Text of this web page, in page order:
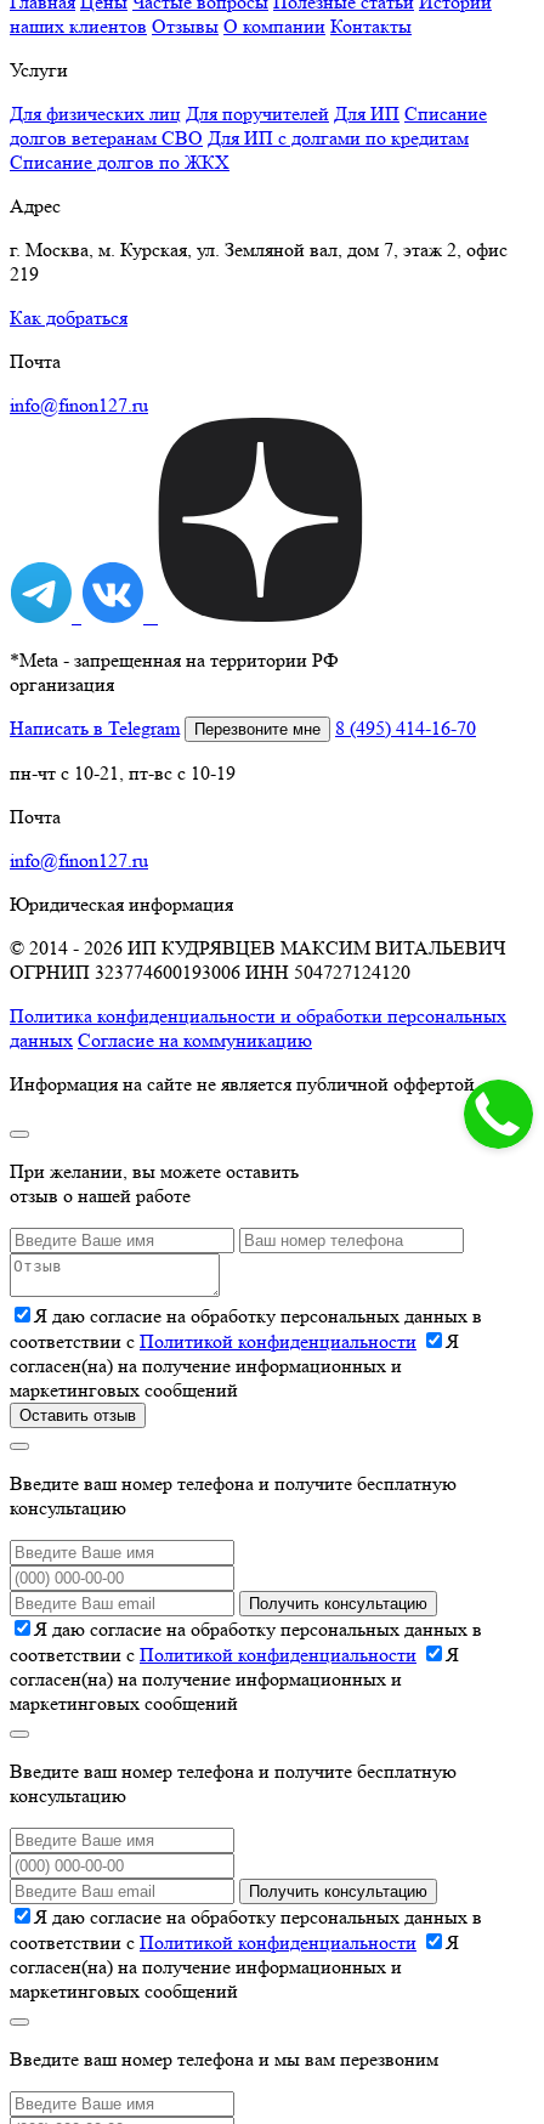
наших клиентов Отзывы О компании Контакты
Услуги
Для физических лиц Для поручителей Для ИП Списание
долгов ветеранам СВО Для ИП с долгами по кредитам
Списание долгов по ЖКХ
Адрес
г. Москва, м. Курская, ул. Земляной вал, дом 7, этаж 2, офис
219
Как добраться
Почта
info@finon127.ru
*Meta - запрещенная на территории РФ
организация
Написать в Telegram
Перезвоните мне
8 (495) 414-16-70
пн-чт с 10-21, пт-вс с 10-19
Почта
info@finon127.ru
Юридическая информация
© 2014 - 2026 ИП КУДРЯВЦЕВ МАКСИМ ВИТАЛЬЕВИЧ
ОГРНИП 323774600193006 ИНН 504727124120
Политика конфиденциальности и обработки персональных
данных Согласие на коммуникацию
Информация на сайте не является публичной оффертой
При желании, вы можете оставить
отзыв о нашей работе
Я даю согласие на обработку персональных данных в
соответствии с Политикой конфиденциальности
Я
согласен(на) на получение информационных и
маркетинговых сообщений
Оставить отзыв
Введите ваш номер телефона и получите бесплатную
консультацию
Получить консультацию
Я даю согласие на обработку персональных данных в
соответствии с Политикой конфиденциальности
Я
согласен(на) на получение информационных и
маркетинговых сообщений
Введите ваш номер телефона и получите бесплатную
консультацию
Получить консультацию
Я даю согласие на обработку персональных данных в
соответствии с Политикой конфиденциальности
Я
согласен(на) на получение информационных и
маркетинговых сообщений
Введите ваш номер телефона и мы вам перезвоним